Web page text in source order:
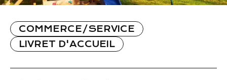
COMMERCE/SERVICE
LIVRET D'ACCUEIL